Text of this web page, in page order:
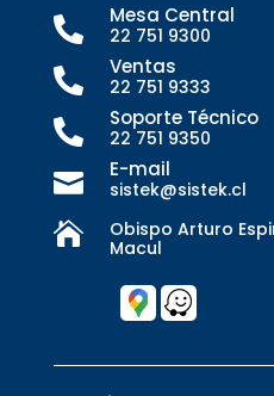
 Mesa Central
22 751 9300
 Ventas
22 751 9333
 Soporte Técnico
22 751 9350
 E-mail
sistek@sistek.cl

Obispo Arturo
Macul